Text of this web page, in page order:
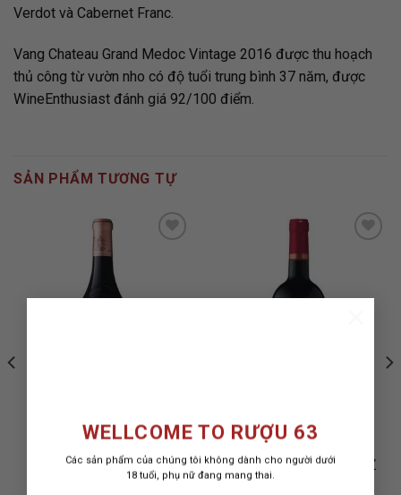
WELLCOME TO RƯỢU 63
Các sản phẩm của chúng tôi không dành cho người dưới
18 tuổi, phụ nữ đang mang thai.
Verdot và Cabernet Franc.
Vang Chateau Grand Medoc Vintage 2016 được thu hoạch
thủ công từ vườn nho có độ tuổi trung bình 37 năm, được
WineEnthusiast đánh giá 92/100 điểm.
SẢN PHẨM TƯƠNG TỰ
WISHLIST
RƯỢU VANG CHATEAU
HAUT BRION
WISHLIST
RƯỢU VANG ERRAZURIZ
MAX CABERNET